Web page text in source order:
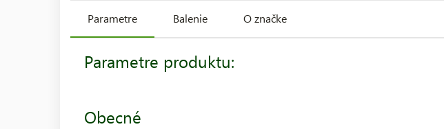
Parametre Balenie O značke
Parametre produktu:
Obecné